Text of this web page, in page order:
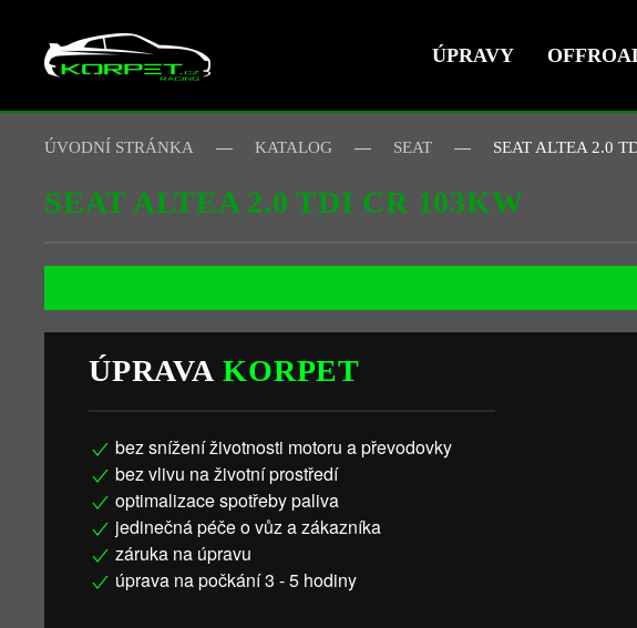
Skip to main content ÚPRAVY
ÚVODNÍ STRÁNKA KATALOG SEAT SEAT ALTEA 2.0
SEAT ALTEA 2.0 TDI CR 103KW
ÚPRAVAKORPET
bez snížení životnosti motoru a převodovky
bez vlivu na životní prostředí
optimalizace spotřeby paliva
jedinečná péče o vůz a zákazníka
záruka na úpravu
úprava na počkání 3 - 5 hodiny